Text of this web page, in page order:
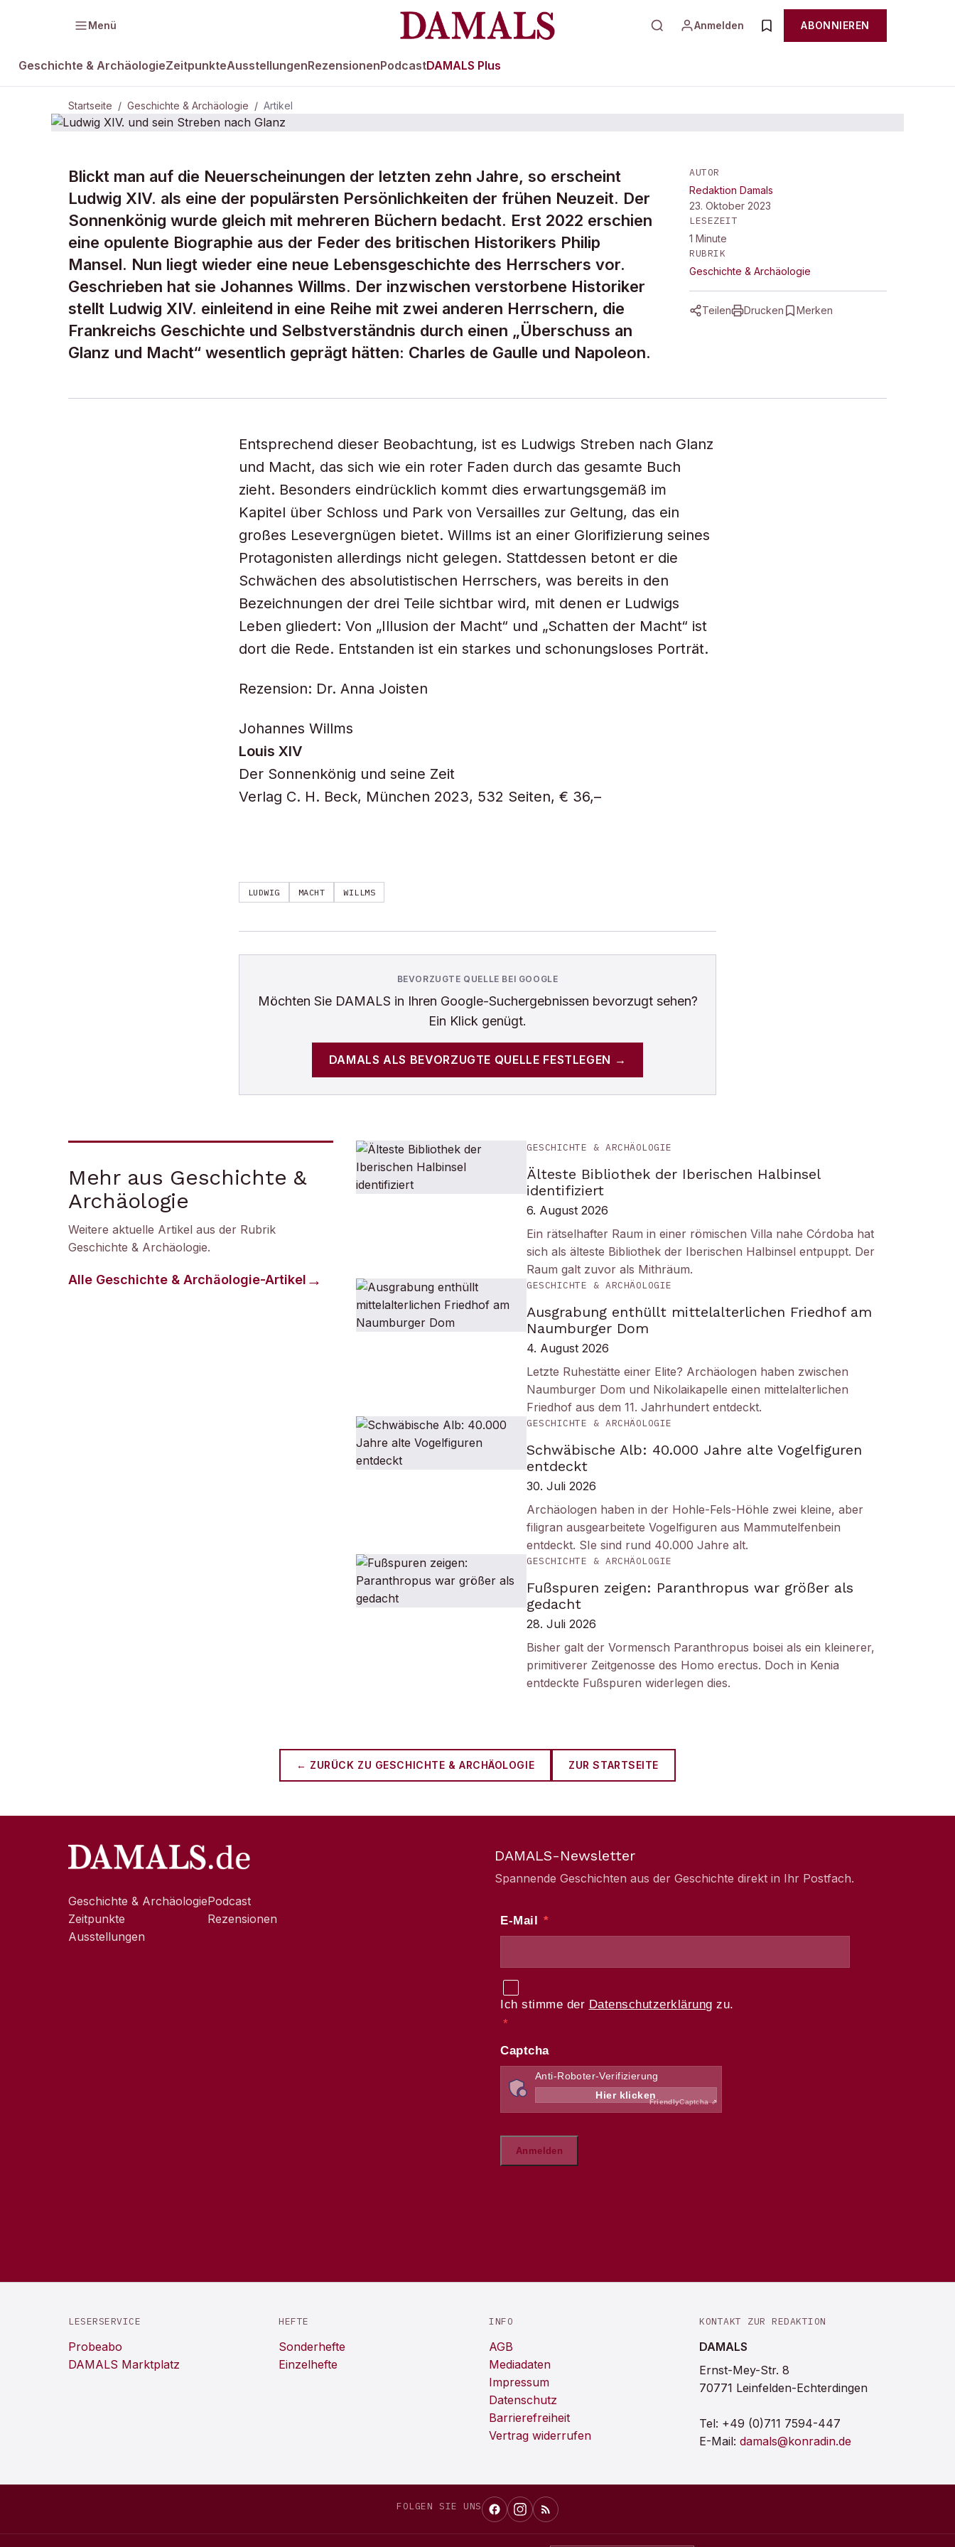
Menü Anmelden ABONNIEREN
Geschichte & ArchäologieZeitpunkteAusstellungenRezensionenPodcastDAMALS Plus
Startseite / Geschichte & Archäologie / Artikel
GESCHICHTE & ARCHÄOLOGIE
Ludwig XIV. und sein Streben
nach Glanz
Blickt man auf die Neuerscheinungen der letzten zehn Jahre, so erscheint
Ludwig XIV. als eine der populärsten Persönlichkeiten der frühen Neuzeit. Der
Sonnenkönig wurde gleich mit mehreren Büchern bedacht. Erst 2022 erschien
eine opulente Biographie aus der Feder des britischen Historikers Philip
Mansel. Nun liegt wieder eine neue Lebensgeschichte des Herrschers vor.
Geschrieben hat sie Johannes Willms. Der inzwischen verstorbene Historiker
stellt Ludwig XIV. einleitend in eine Reihe mit zwei anderen Herrschern, die
Frankreichs Geschichte und Selbstverständnis durch einen „Überschuss an
Glanz und Macht“ wesentlich geprägt hätten: Charles de Gaulle und Napoleon.
AUTOR
Redaktion Damals
23. Oktober 2023
LESEZEIT
1 Minute
RUBRIK
Geschichte & Archäologie
Teilen Drucken Merken
Entsprechend dieser Beobachtung, ist es Ludwigs Streben nach Glanz
und Macht, das sich wie ein roter Faden durch das gesamte Buch
zieht. Besonders eindrücklich kommt dies erwartungsgemäß im
Kapitel über Schloss und Park von Versailles zur Geltung, das ein
großes Lesevergnügen bietet. Willms ist an einer Glorifizierung seines
Protagonisten allerdings nicht gelegen. Stattdessen betont er die
Schwächen des absolutistischen Herrschers, was bereits in den
Bezeichnungen der drei Teile sichtbar wird, mit denen er Ludwigs
Leben gliedert: Von „Illusion der Macht“ und „Schatten der Macht“ ist
dort die Rede. Entstanden ist ein starkes und schonungsloses Porträt.
Rezension: Dr. Anna Joisten
Johannes Willms
Louis XIV
Der Sonnenkönig und seine Zeit
Verlag C. H. Beck, München 2023, 532 Seiten, € 36,–
LUDWIG MACHT WILLMS
BEVORZUGTE QUELLE BEI GOOGLE
Möchten Sie DAMALS in Ihren Google-Suchergebnissen bevorzugt sehen?
Ein Klick genügt.
DAMALS ALS BEVORZUGTE QUELLE FESTLEGEN →
Mehr aus Geschichte &
Archäologie
Weitere aktuelle Artikel aus der Rubrik
Geschichte & Archäologie.
Alle Geschichte & Archäologie-Artikel
GESCHICHTE & ARCHÄOLOGIE
Älteste Bibliothek der Iberischen Halbinsel
identifiziert
6. August 2026
Ein rätselhafter Raum in einer römischen Villa nahe Córdoba hat
sich als älteste Bibliothek der Iberischen Halbinsel entpuppt. Der
Raum galt zuvor als Mithräum.
GESCHICHTE & ARCHÄOLOGIE
Ausgrabung enthüllt mittelalterlichen Friedhof am
Naumburger Dom
4. August 2026
Letzte Ruhestätte einer Elite? Archäologen haben zwischen
Naumburger Dom und Nikolaikapelle einen mittelalterlichen
Friedhof aus dem 11. Jahrhundert entdeckt.
GESCHICHTE & ARCHÄOLOGIE
Schwäbische Alb: 40.000 Jahre alte Vogelfiguren
entdeckt
30. Juli 2026
Archäologen haben in der Hohle-Fels-Höhle zwei kleine, aber
filigran ausgearbeitete Vogelfiguren aus Mammutelfenbein
entdeckt. SIe sind rund 40.000 Jahre alt.
GESCHICHTE & ARCHÄOLOGIE
Fußspuren zeigen: Paranthropus war größer als
gedacht
28. Juli 2026
Bisher galt der Vormensch Paranthropus boisei als ein kleinerer,
primitiverer Zeitgenosse des Homo erectus. Doch in Kenia
entdeckte Fußspuren widerlegen dies.
← ZURÜCK ZU GESCHICHTE & ARCHÄOLOGIE ZUR STARTSEITE
Geschichte & Archäologie
Zeitpunkte
Ausstellungen
Podcast
Rezensionen
DAMALS-Newsletter
Spannende Geschichten aus der Geschichte direkt in Ihr Postfach.
LESERSERVICE
Probeabo
DAMALS Marktplatz
HEFTE
Sonderhefte
Einzelhefte
INFO
AGB
Mediadaten
Impressum
Datenschutz
Barrierefreiheit
Vertrag widerrufen
KONTAKT ZUR REDAKTION
DAMALS
Ernst-Mey-Str. 8
70771 Leinfelden-Echterdingen
Tel: +49 (0)711 7594-447
E-Mail: damals@konradin.de
FOLGEN SIE UNS